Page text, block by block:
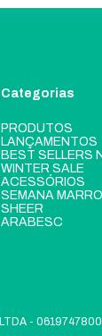
Categorias
PRODUTOS
LANÇAMENTOS
BEST SELLERS
WINTER SALE
ACESSÓRIOS
SEMANA
SHEER
ARABESC
-